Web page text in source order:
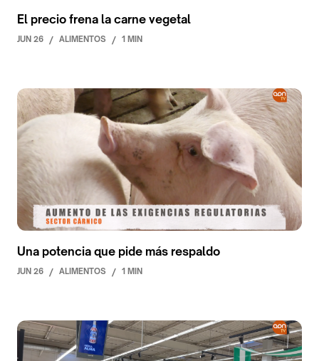
El precio frena la carne vegetal
JUN 26 / ALIMENTOS / 1 MIN
Una potencia que pide más respaldo
JUN 26 / ALIMENTOS / 1 MIN